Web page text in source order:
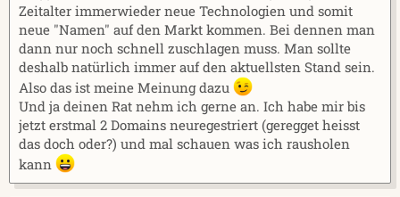
Zeitalter immerwieder neue Technologien und somit
neue "Namen" auf den Markt kommen. Bei dennen man
dann nur noch schnell zuschlagen muss. Man sollte
deshalb natürlich immer auf den aktuellsten Stand sein.
Also das ist meine Meinung dazu
Und ja deinen Rat nehm ich gerne an. Ich habe mir bis
jetzt erstmal 2 Domains neuregestriert (geregget heisst
das doch oder?) und mal schauen was ich rausholen
kann